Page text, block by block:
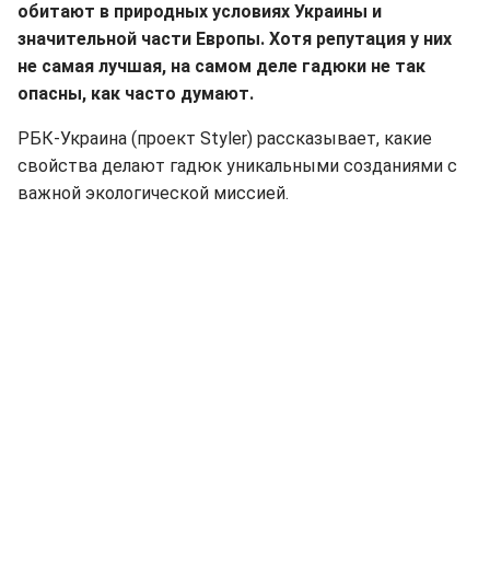
обитают в природных условиях Украины и
значительной части Европы. Хотя репутация у них
не самая лучшая, на самом деле гадюки не так
опасны, как часто думают.
РБК-Украина (проект Styler) рассказывает, какие
свойства делают гадюк уникальными созданиями с
важной экологической миссией.